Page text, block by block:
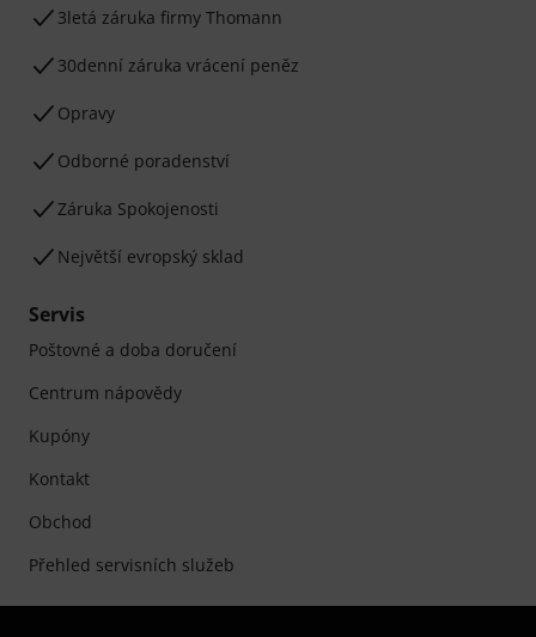
3letá záruka firmy Thomann
30denní záruka vrácení peněz
Opravy
Odborné poradenství
Záruka Spokojenosti
Největší evropský sklad
Servis
Poštovné a doba doručení
Centrum nápovědy
Kupóny
Kontakt
Obchod
Přehled servisních služeb